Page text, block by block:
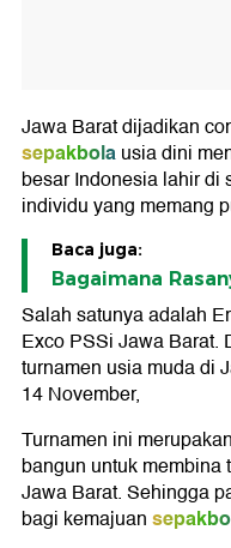
Jawa Barat dijadikan
sepakbolausia dini
besar Indonesia lahir di
individu yang memang
Baca juga:
Bagaimana
Salah satunya adalah
Exco PSSi Jawa Barat.
turnamen usia muda di
14 November,
Turnamen ini
bangun untuk membina
Jawa Barat. Sehingga
bagi kemajuan